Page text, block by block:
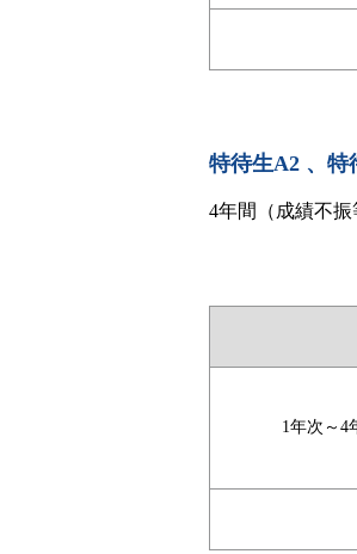
特待生A2 、特
4年間（成績不振
1年次～4